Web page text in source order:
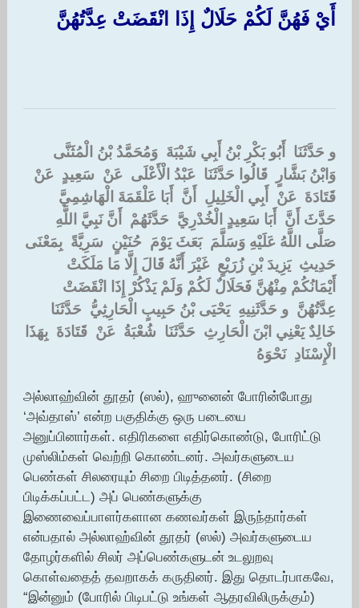
‏أَيْ فَهُنَّ لَكُمْ حَلَالٌ إِذَا انْقَضَتْ عِدَّتُهُنَّ ‏
و حَدَّثَنَا ‏ ‏أَبُو بَكْرِ بْنُ أَبِي شَيْبَةَ ‏ ‏وَمُحَمَّدُ بْنُ الْمُثَنَّى ‏
‏وَابْنُ بَشَّارٍ ‏ ‏قَالُوا حَدَّثَنَا ‏ ‏عَبْدُ الْأَعْلَى ‏ ‏عَنْ ‏ ‏سَعِيدٍ ‏ ‏عَنْ ‏
‏قَتَادَةَ ‏ ‏عَنْ ‏ ‏أَبِي الْخَلِيلِ ‏ ‏أَنَّ ‏ ‏أَبَا عَلْقَمَةَ الْهَاشِمِيَّ ‏
‏حَدَّثَ أَنَّ ‏ ‏أَبَا سَعِيدٍ الْخُدْرِيَّ ‏ ‏حَدَّثَهُمْ ‏ ‏أَنَّ نَبِيَّ اللَّهِ ‏
‏صَلَّى اللَّهُ عَلَيْهِ وَسَلَّمَ ‏ ‏بَعَثَ يَوْمَ ‏ ‏حُنَيْنٍ ‏ ‏سَرِيَّةً ‏ ‏بِمَعْنَى
حَدِيثِ ‏ ‏يَزِيدَ بْنِ زُرَيْعٍ ‏ ‏غَيْرَ أَنَّهُ قَالَ إِلَّا مَا مَلَكَتْ
أَيْمَانُكُمْ مِنْهُنَّ فَحَلَالٌ لَكُمْ وَلَمْ يَذْكُرْ إِذَا انْقَضَتْ
عِدَّتُهُنَّ ‏ ‏و حَدَّثَنِيهِ ‏ ‏يَحْيَى بْنُ حَبِيبٍ الْحَارِثِيُّ ‏ ‏حَدَّثَنَا ‏
‏خَالِدٌ يَعْنِي ابْنَ الْحَارِثِ ‏ ‏حَدَّثَنَا ‏ ‏شُعْبَةُ ‏ ‏عَنْ ‏ ‏قَتَادَةَ ‏ ‏بِهَذَا
الْإِسْنَادِ ‏ ‏نَحْوَهُ
அல்லாஹ்வின் தூதர் (ஸல்), ஹுனைன் போரின்போது
‘அவ்தாஸ்’ என்ற பகுதிக்கு ஒரு படையை
அனுப்பினார்கள். எதிரிகளை எதிர்கொண்டு, போரிட்டு
முஸ்லிம்கள் வெற்றி கொண்டனர். அவர்களுடைய
பெண்கள் சிலரையும் சிறை பிடித்தனர். (சிறை
பிடிக்கப்பட்ட) அப் பெண்களுக்கு
இணைவைப்பாளர்களான கணவர்கள் இருந்தார்கள்
என்பதால் அல்லாஹ்வின் தூதர் (ஸல்) அவர்களுடைய
தோழர்களில் சிலர் அப்பெண்களுடன் உடலுறவு
கொள்வதைத் தவறாகக் கருதினர். இது தொடர்பாகவே,
“இன்னும் (போரில் பிடிபட்டு உங்கள் ஆதரவிலிருக்கும்)